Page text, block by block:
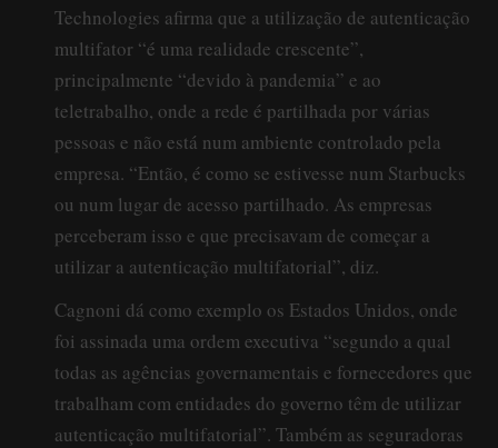
Technologies afirma que a utilização de autenticação
multifator “é uma realidade crescente”,
principalmente “devido à pandemia” e ao
teletrabalho, onde a rede é partilhada por várias
pessoas e não está num ambiente controlado pela
empresa. “Então, é como se estivesse num Starbucks
ou num lugar de acesso partilhado. As empresas
perceberam isso e que precisavam de começar a
utilizar a autenticação multifatorial”, diz.
Cagnoni dá como exemplo os Estados Unidos, onde
foi assinada uma ordem executiva “segundo a qual
todas as agências governamentais e fornecedores que
trabalham com entidades do governo têm de utilizar
autenticação multifatorial”. Também as seguradoras